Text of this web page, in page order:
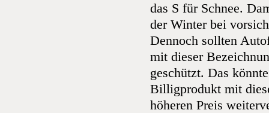
das S für Schnee.
der Winter bei
Dennoch sollten
mit dieser
geschützt. Das
Billigprodukt mit
höheren Preis